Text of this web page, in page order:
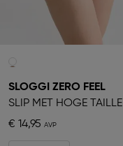
SLOGGI ZERO FEEL
SLIP MET HOGE TAILLE
€ 14,95